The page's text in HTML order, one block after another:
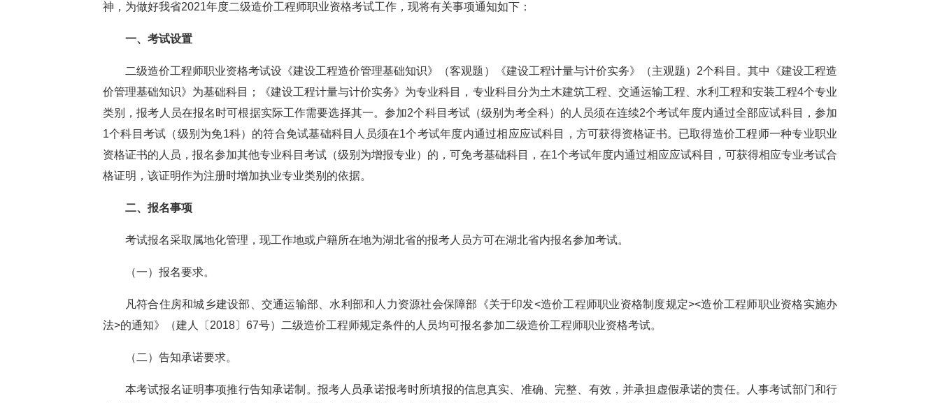
神，为做好我省2021年度二级造价工程师职业资格考试工作，现将有关事项通知如下：
一、 考试设置
二级造价工程师职业资格考试设《建设工程造价管理基础知识》（客观题）《建设工程计量与计价实务》（主观题）2个科目。其中《建设工程造
价管理基础知识》为基础科目；《建设工程计量与计价实务》为专业科目，专业科目分为土木建筑工程、交通运输工程、水利工程和安装工程4个专业
类别，报考人员在报名时可根据实际工作需要选择其一。参加2个科目考试（级别为考全科）的人员须在连续2个考试年度内通过全部应试科目，参加
1个科目考试（级别为免1科）的符合免试基础科目人员须在1个考试年度内通过相应应试科目，方可获得资格证书。已取得造价工程师一种专业职业
资格证书的人员，报名参加其他专业科目考试（级别为增报专业）的，可免考基础科目，在1个考试年度内通过相应应试科目，可获得相应专业考试合
格证明，该证明作为注册时增加执业专业类别的依据。
二、 报名事项
考试报名采取属地化管理，现工作地或户籍所在地为湖北省的报考人员方可在湖北省内报名参加考试。
（一）报名要求。
凡符合住房和城乡建设部、交通运输部、水利部和人力资源社会保障部《关于印发<造价工程师职业资格制度规定><造价工程师职业资格实施办
法>的通知》（建人〔2018〕67号）
二级造价工程师规定条件的人员均可报名参加二级造价工程师职业资格考试。
（二）告知承诺要求。
本考试报名证明事项推行告知承诺制。 报考人员承诺报考时所填报的信息真实、准确、完整、有效，并承担虚假承诺的责任。人事考试部门和行